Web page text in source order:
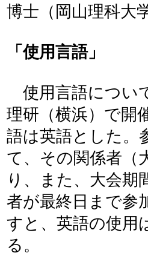
博士（岡山理科大
「使用言語」
使用言語につい
理研（横浜）で開
語は英語とした。
て、その関係者（
り、また、大会期
者が最終日まで参
すと、英語の使用
る。